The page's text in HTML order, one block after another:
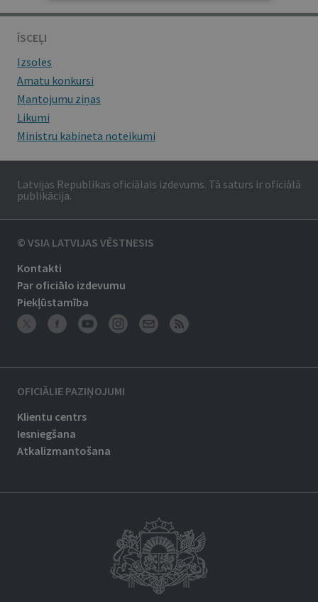
ĪSCEĻI
Izsoles
Amatu konkursi
Mantojumu ziņas
Likumi
Ministru kabineta noteikumi
Latvijas Republikas oficiālais izdevums. Tā saturs ir oficiālā
publikācija.
© VSIA LATVIJAS VĒSTNESIS
Kontakti
Par oficiālo izdevumu
Piekļūstamība
OFICIĀLIE PAZIŅOJUMI
Klientu centrs
Iesniegšana
Atkalizmantošana